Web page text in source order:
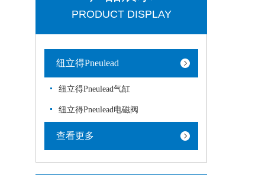
PRODUCT DISPLAY
纽立得Pneulead
纽立得Pneulead气缸
纽立得Pneulead电磁阀
查看更多